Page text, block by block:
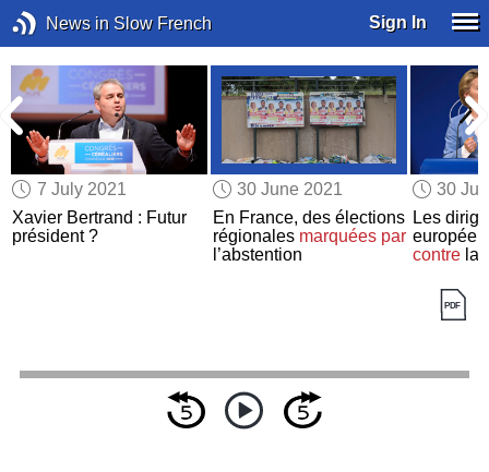
News in Slow French Sign In
7 July 2021
Xavier Bertrand : Futur
président ?
30 June 2021
En France, des élections
régionales marquées par
l’abstention
30
Les
contrela